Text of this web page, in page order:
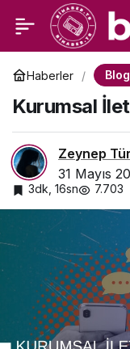
Haberler Blog
Kurumsal
Zeynep
31 Mayıs
3dk, 16sn 7.703
Zamana Açılan
Topkapı
Günlük